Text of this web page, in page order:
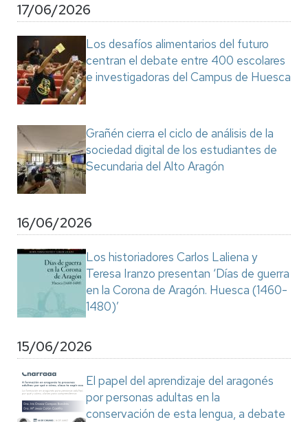
17/06/2026
Los desafíos alimentarios del futuro
centran el debate entre 400 escolares
e investigadoras del Campus de Huesca
Grañén cierra el ciclo de análisis de la
sociedad digital de los estudiantes de
Secundaria del Alto Aragón
16/06/2026
Los historiadores Carlos Laliena y
Teresa Iranzo presentan ‘Días de guerra
en la Corona de Aragón. Huesca (1460-
1480)’
15/06/2026
El papel del aprendizaje del aragonés
por personas adultas en la
conservación de esta lengua, a debate